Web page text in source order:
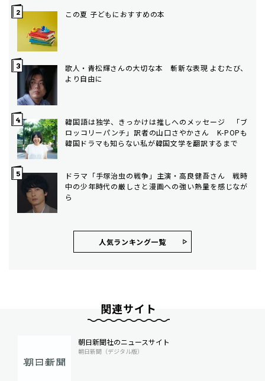
この夏 子どもにおすすめの本
歌人・青松輝さんの大切な本 斬新な表現 よむたび、
より自由に
韓国語は独学、きっかけは推しへのメッセージ 「ブ
ロッコリーパンチ」訳者の山口さやかさん K-POPも
韓国ドラマも知らない私が韓国文学を翻訳するまで
ドラマ「手塚治虫の戦争」主演・高良健吾さん 戦時
中の少年時代の厳しさと漫画への強い熱量を感じなが
ら
人気ランキング⼀覧
関連サイト
朝日新聞社のニュースサイト
朝日新聞（デジタル版）